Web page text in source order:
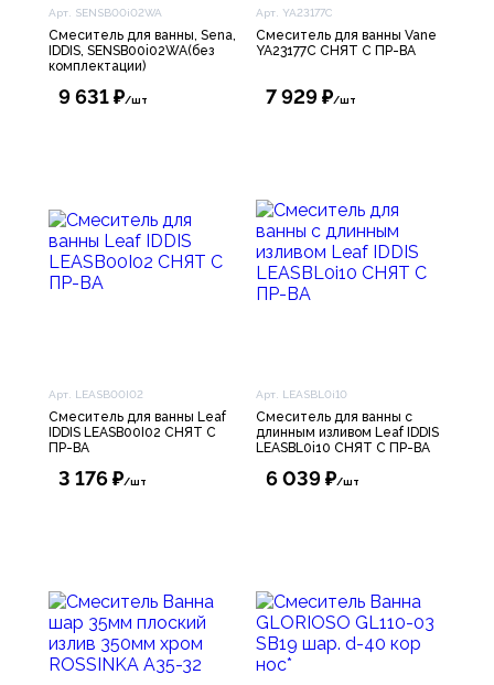
Арт. SENSB00i02WA
Смеситель для ванны, Sena,
IDDIS, SENSB00i02WA(без
комплектации)
9 631 ₽/шт
Арт. YA23177C
Смеситель для ванны Vane
YA23177C СНЯТ С ПР-ВА
7 929 ₽/шт
Арт. LEASB00I02
Смеситель для ванны Leaf
IDDIS LEASB00I02 СНЯТ С
ПР-ВА
3 176 ₽/шт
Арт. LEASBL0i10
Смеситель для ванны с
длинным изливом Leaf IDDIS
LEASBL0i10 СНЯТ С ПР-ВА
6 039 ₽/шт